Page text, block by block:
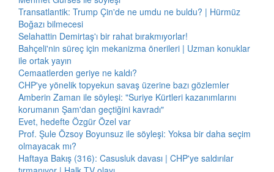
Transatlantik: Trump Çin'de ne umdu ne buldu? | Hürmüz
Boğazı bilmecesi
Selahattin Demirtaş'ı bir rahat bırakmıyorlar!
Bahçeli'nin süreç için mekanizma önerileri | Uzman konuklar
ile ortak yayın
Cemaatlerden geriye ne kaldı?
CHP'ye yönelik topyekun savaş üzerine bazı gözlemler
Amberin Zaman ile söyleşi: "Suriye Kürtleri kazanımlarını
korumanın Şam'dan geçtiğini kavradı"
Evet, hedefte Özgür Özel var
Prof. Şule Özsoy Boyunsuz ile söyleşi: Yoksa bir daha seçim
olmayacak mı?
Haftaya Bakış (316): Casusluk davası | CHP'ye saldırılar